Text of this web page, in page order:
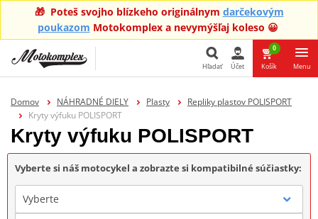
🎁 Poteš svojho blízkeho originálnym darčekovým
poukazom Motokomplex a nevymýšľaj koleso 😀
Hľadať
Hľadať Účet
0
Košík Menu
Domov NÁHRADNÉ DIELY Plasty
Repliky plastov POLISPORT
Kryty výfuku POLISPORT
Kryty výfuku POLISPORT
Vyberte si náš motocykel a zobrazte si kompatibilné súčiastky:
Vyberte